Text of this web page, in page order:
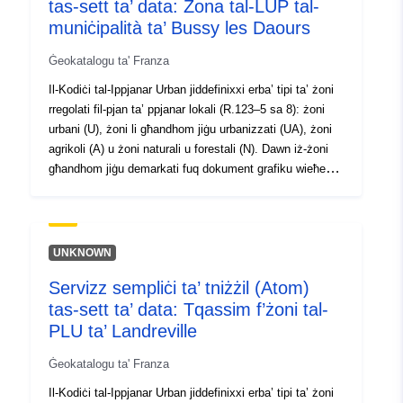
codelist/ResourceType/services
tas-sett ta’ data: Żona tal-LUP tal-
muniċipalità ta’ Bussy les Daours
Ġeokatalogu ta' Franza
Il-Kodiċi tal-Ippjanar Urban jiddefinixxi erba’ tipi ta’ żoni
rregolati fil-pjan ta’ ppjanar lokali (R.123–5 sa 8): żoni
urbani (U), żoni li għandhom jiġu urbanizzati (UA), żoni
agrikoli (A) u żoni naturali u forestali (N). Dawn iż-żoni
għandhom jiġu demarkati fuq dokument grafiku wieħed
tal-kostruzzjoni jirrigwardax l-akkomodazzjoni, l-
akkomodazzjoni f’lukanda, l-uffiċċji, il-kummerċ, l-
funzjonijiet tal-maħżen. Dawn il-kategoriji huma limitati
(Art. R.123–9). Iż-żoni diġà urbanizzati fejn il-faċilitajiet
pubbliċi eżistenti jew taħt kostruzzjoni għandhom
huma kklassifikati bħala żoni U. Iż-żoni naturali tal-
muniċipalità jistgħu jiġu kklassifikati bħala żoni tal-UA, li
UNKNOWN
Servizz sempliċi ta’ tniżżil (Atom)
tas-sett ta’ data: Tqassim f’żoni tal-
PLU ta’ Landreville
Ġeokatalogu ta' Franza
Il-Kodiċi tal-Ippjanar Urban jiddefinixxi erba’ tipi ta’ żoni